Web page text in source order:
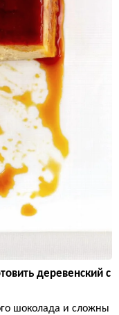
деревенский с
шоколада и сложны